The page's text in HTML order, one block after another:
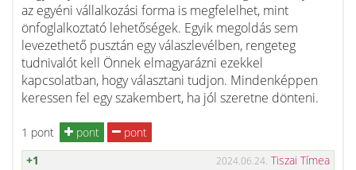
az egyéni vállalkozási forma is megfelelhet, mint
önfoglalkoztató lehetőségek. Egyik megoldás sem
levezethető pusztán egy válaszlevélben, rengeteg
tudnivalót kell Önnek elmagyarázni ezekkel
kapcsolatban, hogy választani tudjon. Mindenképpen
keressen fel egy szakembert, ha jól szeretne dönteni.
1 pont pont
pont
+1
2024.06.24. Tiszai Tímea